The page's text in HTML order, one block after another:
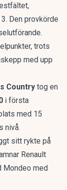
Den provkörde
trots
med upp
Country tog en
i första
med 15
nivå.
sitt rykte på
Renault
Mondeo med